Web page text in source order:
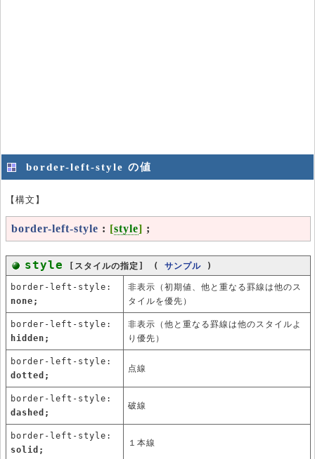
border-left-style の値
【構文】
border-left-style : [style] ;
style [スタイルの指定] ( サンプル )
border-left-style:
none;
非表示（初期値、他と重なる罫線は他のス
タイルを優先）
border-left-style:
hidden;
非表示（他と重なる罫線は他のスタイルよ
り優先）
border-left-style:
dotted;
点線
border-left-style:
dashed;
破線
border-left-style:
solid;
１本線